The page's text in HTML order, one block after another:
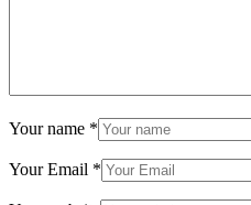
Your name *
Your Email *